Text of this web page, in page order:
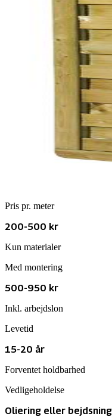
Pris pr. meter
200-500 kr
Kun materialer
Med montering
500-950 kr
Inkl. arbejdslon
Levetid
15-20 år
Forventet holdbarhed
Vedligeholdelse
Oliering eller